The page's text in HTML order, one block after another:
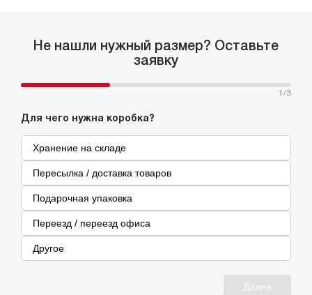
Не нашли нужный размер? Оставьте
заявку
1 /3
Для чего нужна коробка?
Хранение на складе
Пересылка / доставка товаров
Подарочная упаковка
Переезд / переезд офиса
Другое
Далее